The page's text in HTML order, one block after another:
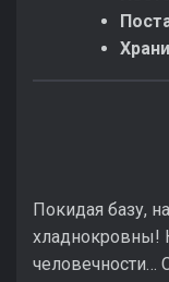
Покидая базу,
хладнокровны!
человечности…